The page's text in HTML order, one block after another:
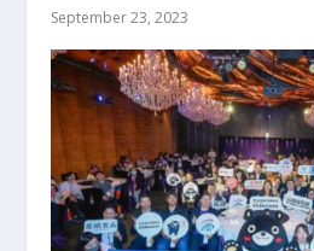
September 23, 2023